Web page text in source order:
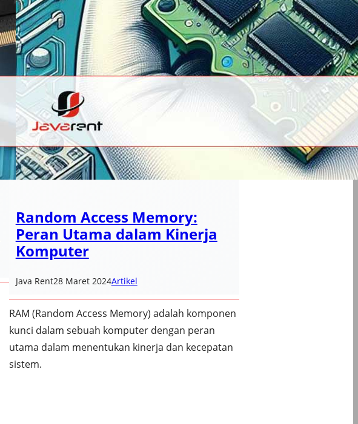
Random Access Memory:
Peran Utama dalam Kinerja
Komputer
Java Rent28 Maret 2024Artikel
RAM (Random Access Memory) adalah komponen
kunci dalam sebuah komputer dengan peran
utama dalam menentukan kinerja dan kecepatan
sistem.